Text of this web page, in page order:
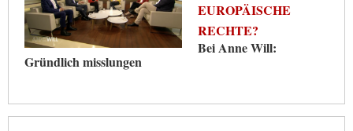
EUROPÄISCHE
RECHTE?
Bei Anne Will:
Gründlich misslungen